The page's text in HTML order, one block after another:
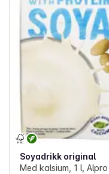
Soyadrikk original
Med kalsium, 1 l, Alpro